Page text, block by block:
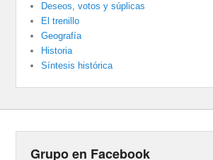
Deseos, votos y súplicas
El trenillo
Geografía
Historia
Síntesis histórica
Grupo en Facebook